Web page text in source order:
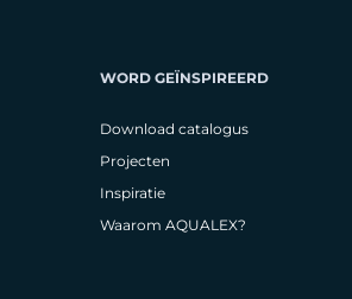
WORD GEÏNSPIREERD
Download catalogus
Projecten
Inspiratie
Waarom AQUALEX?